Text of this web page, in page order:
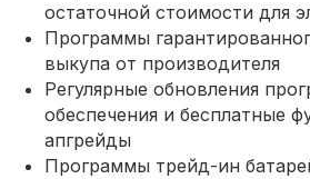
остаточной стоимости для
Программы
выкупа от производителя
Регулярные обновления
обеспечения и бесплатные
апгрейды
Программы трейд-ин